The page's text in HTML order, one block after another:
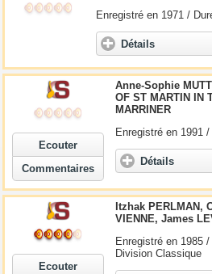
Enregistré en 1971 /
Détails
Ecouter
Commentaires
Anne-Sophie
OF ST MARTIN IN
MARRINER
Enregistré en 1991
Détails
Ecouter
Itzhak PERLMAN,
VIENNE, James
Enregistré en 1985
Division Classique